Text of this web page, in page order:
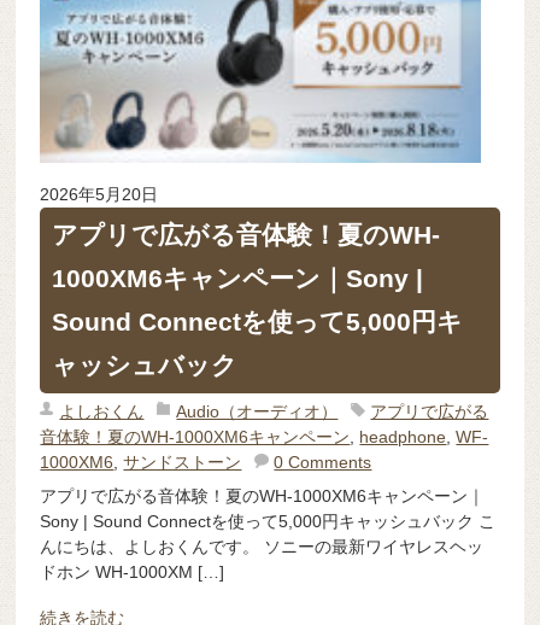
2026年5月20日
アプリで広がる音体験！夏のWH-
1000XM6キャンペーン｜Sony |
Sound Connectを使って5,000円キ
ャッシュバック
よしおくん Audio（オーディオ）
アプリで広がる
音体験！夏のWH-1000XM6キャンペーン
headphone ,WF-
1000XM6 ,サンドストーン
0 Comments
アプリで広がる音体験！夏のWH-1000XM6キャンペーン｜
Sony | Sound Connectを使って5,000円キャッシュバック こ
んにちは、よしおくんです。 ソニーの最新ワイヤレスヘッ
ドホン WH-1000XM […]
続きを読む